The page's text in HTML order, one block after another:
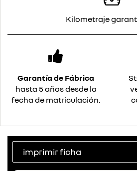
Kilometraje
Garantía de Fábrica
hasta 5 años desde la
fecha de matriculación.
imprimir ficha